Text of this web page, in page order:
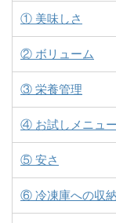
① 美味しさ
② ボリューム
③ 栄養管理
④ お試しメニュー
⑤ 安さ
⑥ 冷凍庫への収